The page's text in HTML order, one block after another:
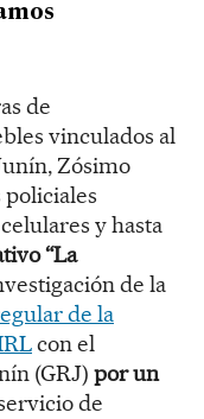
de
vinculados al
Zósimo
policiales
y hasta
“La
de la
de la
con el
(GRJ) por un
de